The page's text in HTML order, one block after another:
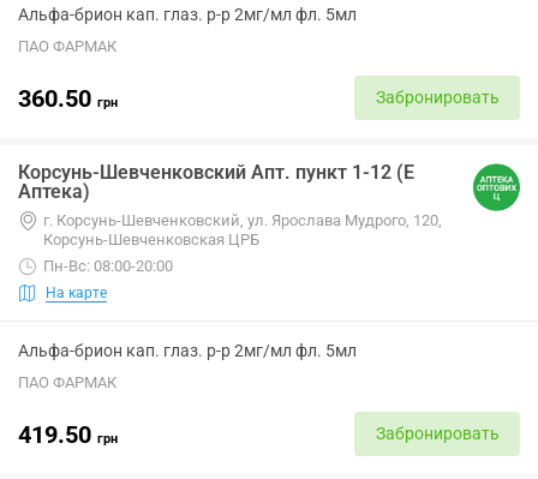
Альфа-брион кап. глаз. р-р 2мг/мл фл. 5мл
ПАО ФАРМАК
360.50 грн Забронировать
Корсунь-Шевченковский Апт. пункт 1-12 (Е
Аптека)
г. Корсунь-Шевченковский, ул. Ярослава Мудрого, 120,
Корсунь-Шевченковская ЦРБ
Пн-Вс: 08:00-20:00
На карте
Альфа-брион кап. глаз. р-р 2мг/мл фл. 5мл
ПАО ФАРМАК
419.50 грн Забронировать